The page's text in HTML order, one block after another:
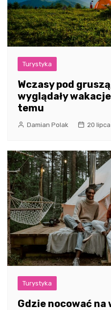
Turystyka
Wczasy pod
wyglądały
temu
Damian Polak 20
Turystyka
Gdzie nocować na